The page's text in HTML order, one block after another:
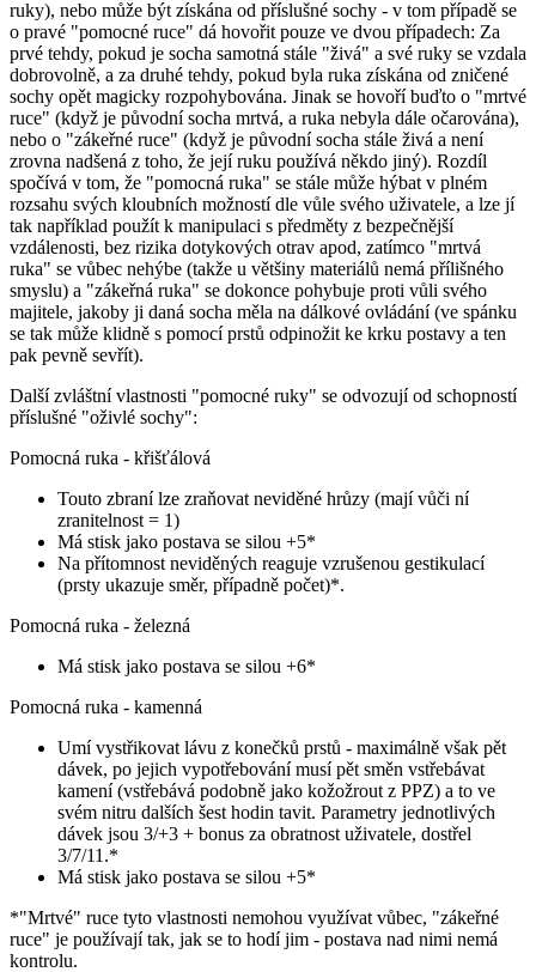
ruky), nebo může být získána od příslušné sochy - v tom případě se
o pravé "pomocné ruce" dá hovořit pouze ve dvou případech: Za
prvé tehdy, pokud je socha samotná stále "živá" a své ruky se vzdala
dobrovolně, a za druhé tehdy, pokud byla ruka získána od zničené
sochy opět magicky rozpohybována. Jinak se hovoří buďto o "mrtvé
ruce" (když je původní socha mrtvá, a ruka nebyla dále očarována),
nebo o "zákeřné ruce" (když je původní socha stále živá a není
zrovna nadšená z toho, že její ruku používá někdo jiný). Rozdíl
spočívá v tom, že "pomocná ruka" se stále může hýbat v plném
rozsahu svých kloubních možností dle vůle svého uživatele, a lze jí
tak například použít k manipulaci s předměty z bezpečnější
vzdálenosti, bez rizika dotykových otrav apod, zatímco "mrtvá
ruka" se vůbec nehýbe (takže u většiny materiálů nemá přílišného
smyslu) a "zákeřná ruka" se dokonce pohybuje proti vůli svého
majitele, jakoby ji daná socha měla na dálkové ovládání (ve spánku
se tak může klidně s pomocí prstů odpinožit ke krku postavy a ten
pak pevně sevřít).
Další zvláštní vlastnosti "pomocné ruky" se odvozují od schopností
příslušné "oživlé sochy":
Pomocná ruka - křišťálová
Touto zbraní lze zraňovat neviděné hrůzy (mají vůči ní
zranitelnost = 1)
Má stisk jako postava se silou +5*
Na přítomnost neviděných reaguje vzrušenou gestikulací
(prsty ukazuje směr, případně počet)*.
Pomocná ruka - železná
Má stisk jako postava se silou +6*
Pomocná ruka - kamenná
Umí vystřikovat lávu z konečků prstů - maximálně však pět
dávek, po jejich vypotřebování musí pět směn vstřebávat
kamení (vstřebává podobně jako kožožrout z PPZ) a to ve
svém nitru dalších šest hodin tavit. Parametry jednotlivých
dávek jsou 3/+3 + bonus za obratnost uživatele, dostřel
3/7/11.*
Má stisk jako postava se silou +5*
*"Mrtvé" ruce tyto vlastnosti nemohou využívat vůbec, "zákeřné
ruce" je používají tak, jak se to hodí jim - postava nad nimi nemá
kontrolu.